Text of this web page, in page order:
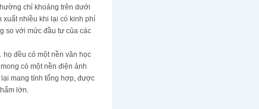
chỉ khoảng trên dưới
xuất nhiều khi lại có kinh phí
so với mức đầu tư của các
đều có một nền văn học
có một nền điện ảnh
mang tính tổng hợp, được
lớn.